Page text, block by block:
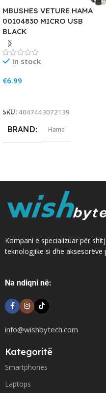
MBUSHES VETURE HAMA
00104830 MICRO USB
BLACK
In stock
€6.99
SKU: 4047443072139
BRAND Hama
Kompani e specializuar për
teknologjike si dhe aksesorëve
Na ndiqni në:
info@wishbytech.com
Kategoritë
Smartphones
Laptops